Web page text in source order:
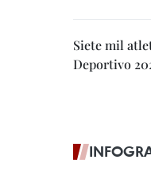
Siete mil
Deportivo